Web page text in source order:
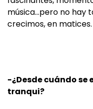
música…pero no hay
crecimos, en matices.
-¿Desde cuándo se
tranqui?